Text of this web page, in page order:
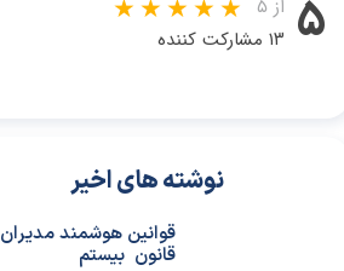
۵ از ۵
۱۳ مشارکت کننده
قوانین هوشمند مدیران
قانون بیستم
نوشته های اخیر